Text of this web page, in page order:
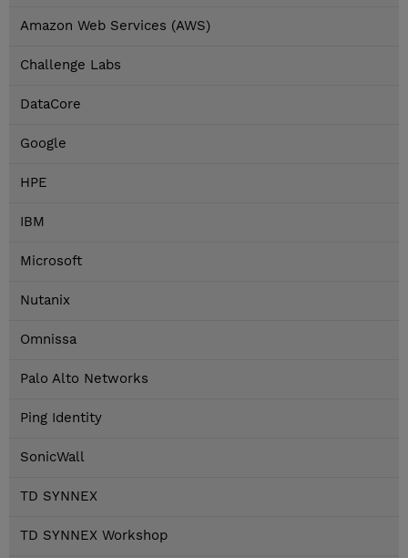
Amazon Web Services (AWS)
Challenge Labs
DataCore
Google
HPE
IBM
Microsoft
Nutanix
Omnissa
Palo Alto Networks
Ping Identity
SonicWall
TD SYNNEX
TD SYNNEX Workshop